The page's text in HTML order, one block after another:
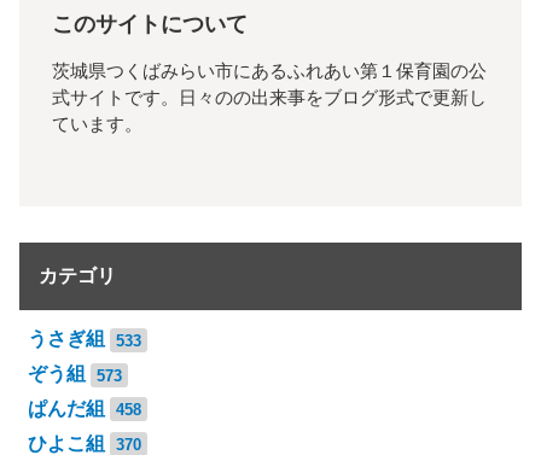
このサイトについて
茨城県つくばみらい市にあるふれあい第１保育園の公
式サイトです。日々のの出来事をブログ形式で更新し
ています。
カテゴリ
うさぎ組 533
ぞう組 573
ぱんだ組 458
ひよこ組 370